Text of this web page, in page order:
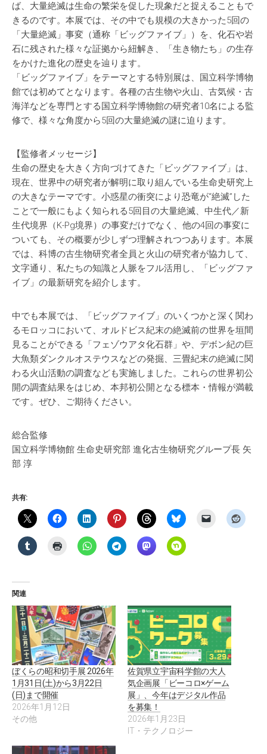
ば、大量絶滅は生命の繁栄を促した現象だと捉えることもで
きるのです。本展では、その中でも規模の大きかった5回の
「大量絶滅」事変（通称「ビッグファイブ」）を、化石や岩
石に残された様々な証拠から紐解き、「生き物たち」の生存
をかけた進化の歴史を辿ります。
「ビッグファイブ」をテーマとする特別展は、国立科学博物
館では初めてとなります。各種の古生物や火山、古気候・古
海洋などを専門とする国立科学博物館の研究者10名による監
修で、様々な角度から5回の大量絶滅の謎に迫ります。
【監修者メッセージ】
生命の歴史を大きく方向づけてきた「ビッグファイブ」は、
現在、世界中の研究者が解明に取り組んでいる生命史研究上
の大きなテーマです。小惑星の衝突により恐竜が“絶滅”した
ことで一般にもよく知られる5回目の大量絶滅、中生代／新
生代境界（K-Pg境界）の事変だけでなく、他の4回の事変に
ついても、その概要が少しずつ理解されつつあります。本展
では、科博の古生物研究者全員と火山の研究者が協力して、
文字通り、私たちの知識と人脈をフル活用し、「ビッグファ
イブ」の最新研究を紹介します。
中でも本展では、「ビッグファイブ」のいくつかと深く関わ
るモロッコにおいて、オルドビス紀末の絶滅前の世界を垣間
見ることができる「フェゾウアタ化石群」や、デボン紀の巨
大魚類ダンクルオステウスなどの発掘、三畳紀末の絶滅に関
わる火山活動の調査なども実施しました。これらの世界初公
開の調査結果をはじめ、本邦初公開となる標本・情報が満載
です。ぜひ、ご期待ください。
総合監修
国立科学博物館 生命史研究部 進化古生物研究グループ長 矢
部 淳
共有:
関連
ぼくらの昭和切手展 2026年
1月31日(土)から3月22日
(日)まで開催
2026年1月12日
その他
佐賀県立宇宙科学館の大人
気企画展「ビーコロ×ゲーム
展」、今年はデジタル作品
を募集！
2026年1月23日
IT・テクノロジー